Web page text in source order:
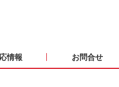
情報 お問合せ